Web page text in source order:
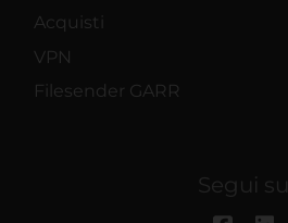
Acquisti
VPN
Filesender GARR
Segui su